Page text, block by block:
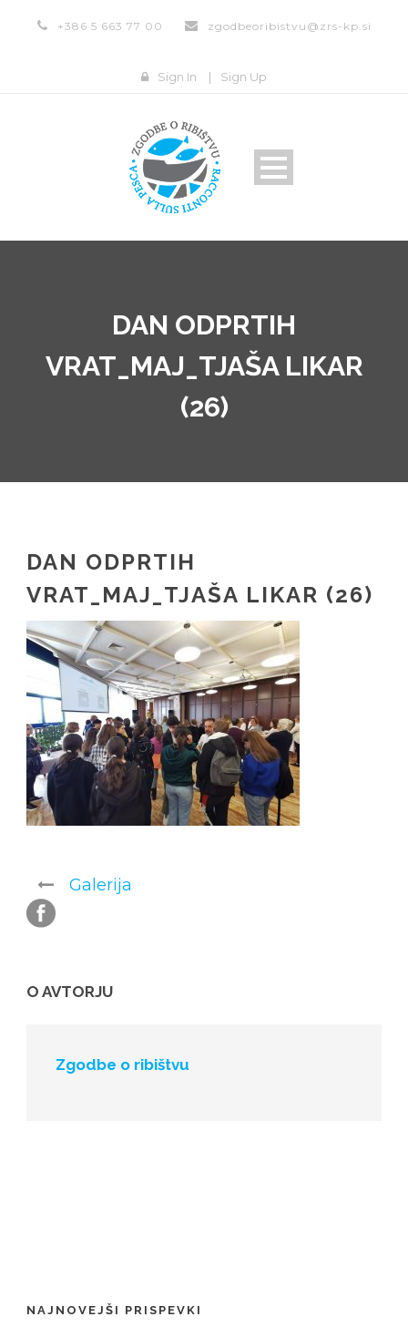
+386 5 663 77 00 zgodbeoribistvu@zrs-kp.si
Sign In | Sign Up
DAN ODPRTIH
VRAT_MAJ_TJAŠA LIKAR
(26)
DAN ODPRTIH
VRAT_MAJ_TJAŠA LIKAR (26)
Galerija
O AVTORJU
Zgodbe o ribištvu
NAJNOVEJŠI PRISPEVKI